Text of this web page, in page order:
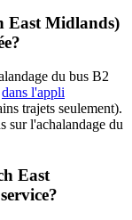
East Midlands)
du bus B2
dans l'appli
trajets seulement).
sur l'achalandage du
East